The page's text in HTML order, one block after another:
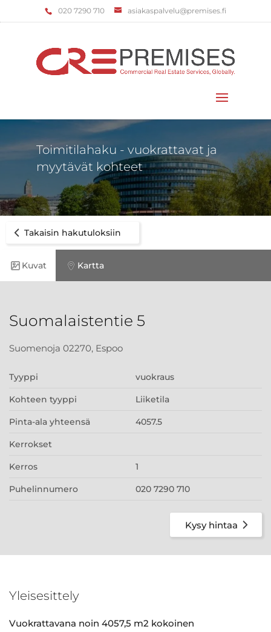
‌020 7290 710 asiakaspalvelu@premises.fi
Toimitilahaku - vuokrattavat ja
myytävät kohteet
Takaisin hakutuloksiin
Kuvat Kartta
Suomalaistentie 5
Suomenoja 02270, Espoo
Tyyppi vuokraus
Kohteen tyyppi Liiketila
Pinta-ala yhteensä 4057.5
Kerrokset
Kerros 1
Puhelinnumero 020 7290 710
Kysy hintaa
Yleisesittely
Vuokrattavana noin 4057,5 m2 kokoinen